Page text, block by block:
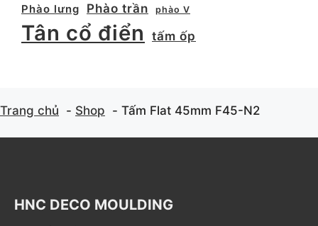
Phào lưng
Phào trần phào V
Tân cổ điển tấm ốp
Trang chủ Shop Tấm Flat 45mm F45-N2
HNC DECO MOULDING